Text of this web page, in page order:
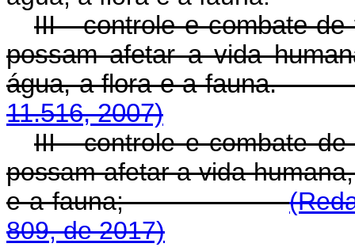
III - controle e combate
possam afetar a vida
água, a flora e a
11.516, 2007)
III - controle e combate
possam afetar a vida
e a fauna;
809, de 2017)